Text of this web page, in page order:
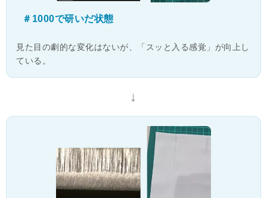
＃1000で研いだ状態
見た目の劇的な変化はないが、「スッと入る感覚」が向上し
ている。
↓